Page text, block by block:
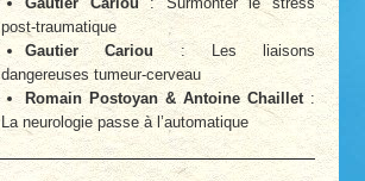
post-traumatique
Gautier Cariou : Les liaisons
dangereuses tumeur-cerveau
Romain Postoyan & Antoine Chaillet:
La neurologie passe à l’automatique